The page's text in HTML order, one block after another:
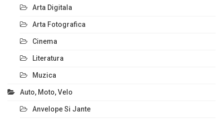
Arta Digitala
Arta Fotografica
Cinema
Literatura
Muzica
Auto, Moto, Velo
Anvelope Si Jante